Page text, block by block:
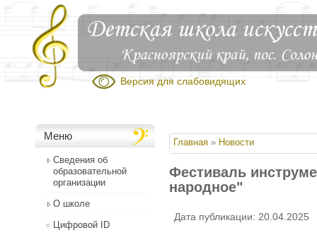
Версия для слабовидящих
Меню
Сведения об
образовательной
организации
О школе
Цифровой ID
Вы здесь
Главная» Новости
Фестиваль
народное"
Дата публикации: 20.04.2025